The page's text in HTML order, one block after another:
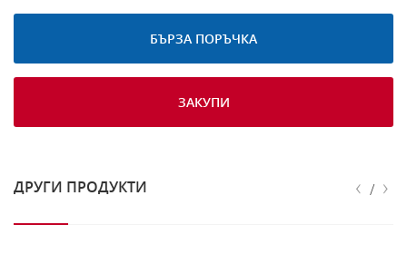
БЪРЗА ПОРЪЧКА
ЗАКУПИ
ДРУГИ ПРОДУКТИ ‹ / ›